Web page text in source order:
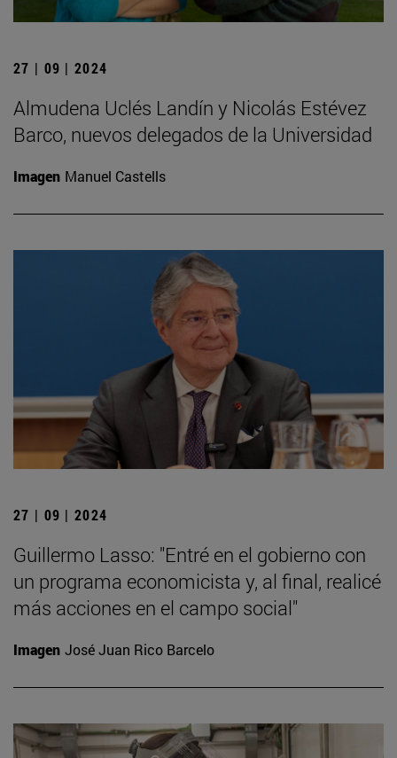
27 | 09 | 2024
Almudena Uclés Landín y Nicolás Estévez
Barco, nuevos delegados de la Universidad
Imagen Manuel Castells
27 | 09 | 2024
Guillermo Lasso: "Entré en el gobierno con
un programa economicista y, al final, realicé
más acciones en el campo social"
Imagen José Juan Rico Barcelo